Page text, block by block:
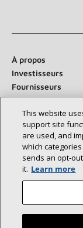
À propos
Investisseurs
Fournisseurs
Salle de presse
Communiquez
This website
support site
are used, and
which
sends an
it. Learn more